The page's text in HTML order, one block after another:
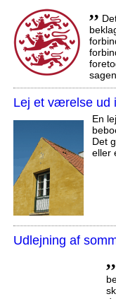
,,
sagen.
Lej et værelse ud
En
Det
eller
Udlejning af
,,